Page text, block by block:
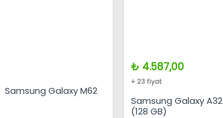
Samsung Galaxy M62
₺ 4.587,00
+ 23 fiyat
Samsung Galaxy A32
(128 GB)